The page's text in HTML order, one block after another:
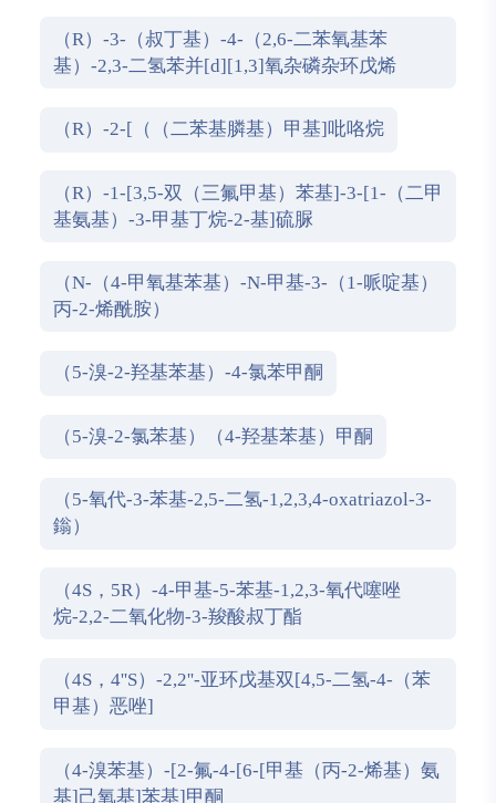
（R）-3-（叔丁基）-4-（2,6-二苯氧基苯
基）-2,3-二氢苯并[d][1,3]氧杂磷杂环戊烯
（R）-2-[（（二苯基膦基）甲基]吡咯烷
（R）-1-[3,5-双（三氟甲基）苯基]-3-[1-（二甲
基氨基）-3-甲基丁烷-2-基]硫脲
（N-（4-甲氧基苯基）-N-甲基-3-（1-哌啶基）
丙-2-烯酰胺）
（5-溴-2-羟基苯基）-4-氯苯甲酮
（5-溴-2-氯苯基）（4-羟基苯基）甲酮
（5-氧代-3-苯基-2,5-二氢-1,2,3,4-oxatriazol-3-
鎓）
（4S，5R）-4-甲基-5-苯基-1,2,3-氧代噻唑
烷-2,2-二氧化物-3-羧酸叔丁酯
（4S，4''S）-2,2''-亚环戊基双[4,5-二氢-4-（苯
甲基）恶唑]
（4-溴苯基）-[2-氟-4-[6-[甲基（丙-2-烯基）氨
基]己氧基]苯基]甲酮